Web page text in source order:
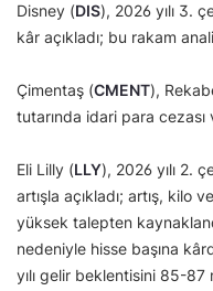
Disney (DIS), 2026 yılı 3.
kâr açıkladı; bu rakam
Çimentaş (CMENT),
tutarında idari para
Eli Lilly (LLY), 2026 yılı 2.
artışla açıkladı; artış, kilo
yüksek talepten
nedeniyle hisse başına
yılı gelir beklentisini 85-